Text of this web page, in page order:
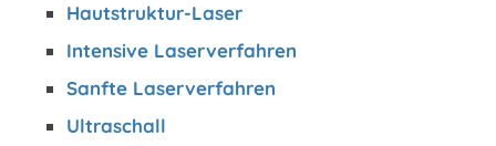
Hautstruktur-Laser
Intensive Laserverfahren
Sanfte Laserverfahren
Ultraschall